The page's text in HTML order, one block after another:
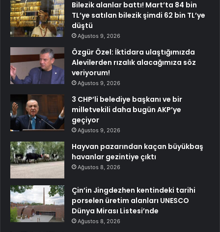
Bilezik alanlar battı! Mart’ta 84 bin
TL’ye satılan bilezik şimdi 62 bin TL’ye
düştü
Ağustos 9, 2026
Özgür Özel: İktidara ulaştığımızda
Alevilerden rızalık alacağımıza söz
veriyorum!
Ağustos 9, 2026
3 CHP’li belediye başkanı ve bir
milletvekili daha bugün AKP’ye
geçiyor
Ağustos 9, 2026
Hayvan pazarından kaçan büyükbaş
havanlar gezintiye çıktı
Ağustos 8, 2026
Çin’in Jingdezhen kentindeki tarihi
porselen üretim alanları UNESCO
Dünya Mirası Listesi’nde
Ağustos 8, 2026